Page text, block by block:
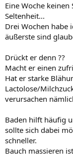
Eine Woche
Seltenheit...
Drei Wochen habe
äußerste sind
Drückt er denn ??
Macht er einen
Hat er starke
Lactolose/
verursachen
Baden hilft häufig
sollte sich dabei
schneller.
Bauch massieren